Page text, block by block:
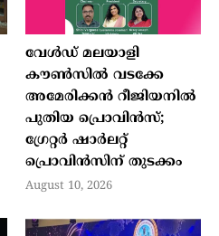
വേള്‍ഡ് മലയാളി
കൗണ്‍സില്‍ വടക്കേ
അമേരിക്കന്‍ റീജിയനില്‍
പുതിയ പ്രൊവിന്‍സ്;
ഗ്രേറ്റര്‍ ഷാര്‍ലറ്റ്
പ്രൊവിന്‍സിന് തുടക്കം
August 10, 2026